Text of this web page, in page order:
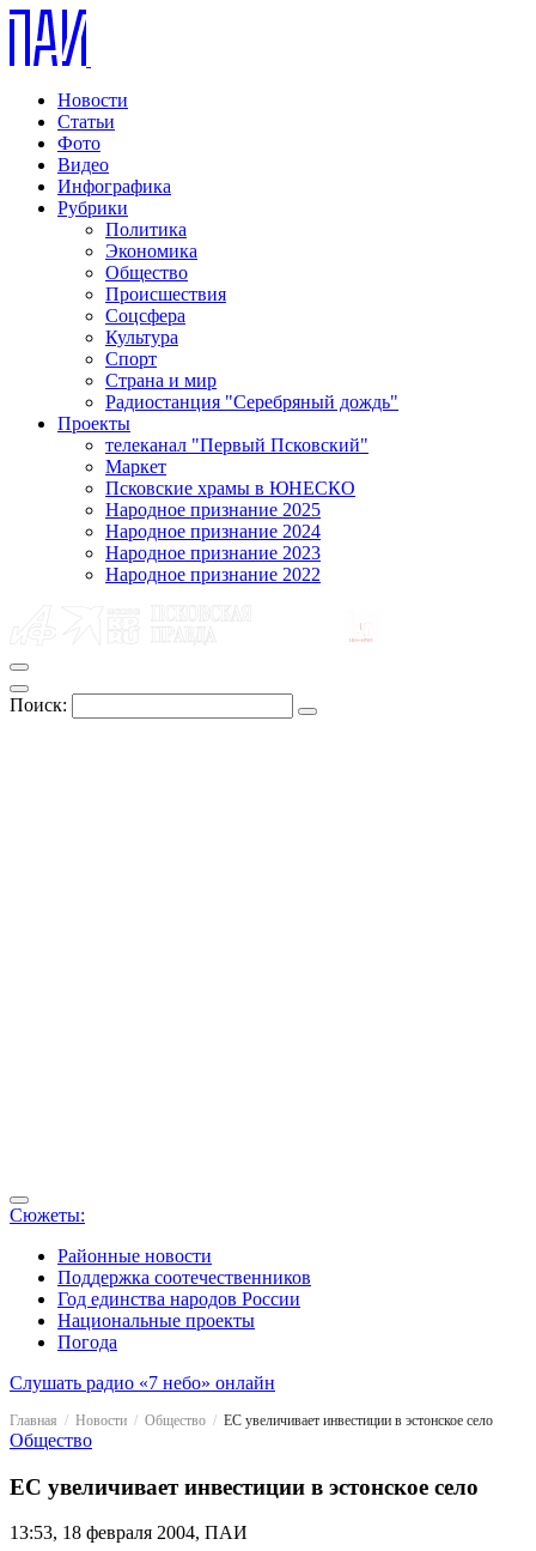
Новости
Статьи
Фото
Видео
Инфографика
Рубрики
Политика
Экономика
Общество
Происшествия
Соцсфера
Культура
Спорт
Страна и мир
Радиостанция "Серебряный дождь"
Проекты
телеканал "Первый Псковский"
Маркет
Псковские храмы в ЮНЕСКО
Народное признание 2025
Народное признание 2024
Народное признание 2023
Народное признание 2022
Поиск:
Сюжеты:
Районные новости
Поддержка соотечественников
Год единства народов России
Национальные проекты
Погода
Слушать радио «7 небо» онлайн
Главная Новости Общество ЕС увеличивает инвестиции в эстонское село
Общество
ЕС увеличивает инвестиции в эстонское село
13:53, 18 февраля 2004, ПАИ